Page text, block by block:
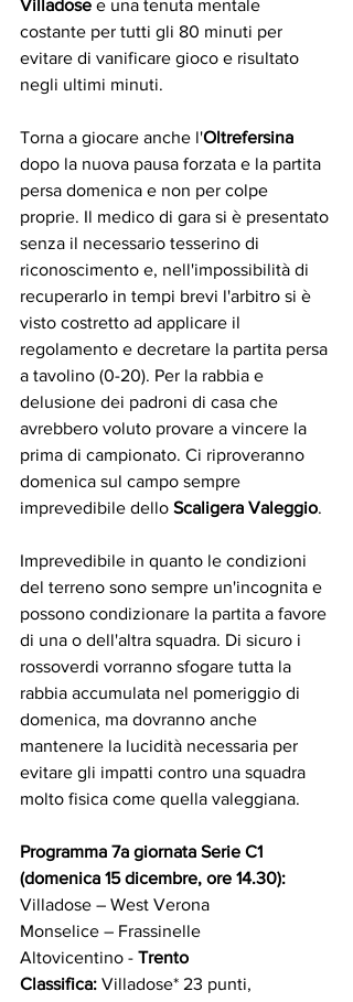
Villadose e una tenuta mentale
costante per tutti gli 80 minuti per
evitare di vanificare gioco e risultato
negli ultimi minuti.
Torna a giocare anche l'Oltrefersina
dopo la nuova pausa forzata e la partita
persa domenica e non per colpe
proprie. Il medico di gara si è presentato
senza il necessario tesserino di
riconoscimento e, nell'impossibilità di
recuperarlo in tempi brevi l'arbitro si è
visto costretto ad applicare il
regolamento e decretare la partita persa
a tavolino (0-20). Per la rabbia e
delusione dei padroni di casa che
avrebbero voluto provare a vincere la
prima di campionato. Ci riproveranno
domenica sul campo sempre
imprevedibile dello Scaligera Valeggio.
Imprevedibile in quanto le condizioni
del terreno sono sempre un'incognita e
possono condizionare la partita a favore
di una o dell'altra squadra. Di sicuro i
rossoverdi vorranno sfogare tutta la
rabbia accumulata nel pomeriggio di
domenica, ma dovranno anche
mantenere la lucidità necessaria per
evitare gli impatti contro una squadra
molto fisica come quella valeggiana.
Programma 7a giornata Serie C1
(domenica 15 dicembre, ore 14.30):
Villadose – West Verona
Monselice – Frassinelle
Altovicentino - Trento
Classifica: Villadose* 23 punti,